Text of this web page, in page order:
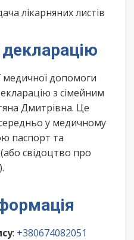
лікарняних листів
медичної допомоги
з сімейним
Дмитрівна. Це
у медичному
паспорт та
свідоцтво про
: +380674082051